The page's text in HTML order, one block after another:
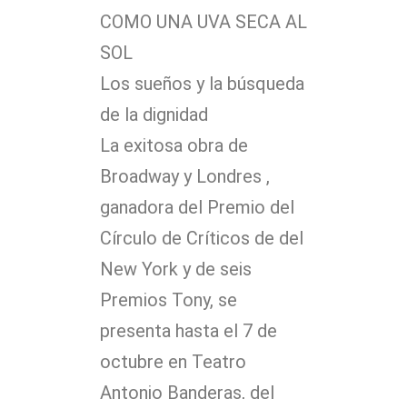
COMO UNA UVA SECA AL
SOL
Los sueños y la búsqueda
de la dignidad
La exitosa obra de
Broadway y Londres ,
ganadora del Premio del
Círculo de Críticos de del
New York y de seis
Premios Tony, se
presenta hasta el 7 de
octubre en Teatro
Antonio Banderas, del